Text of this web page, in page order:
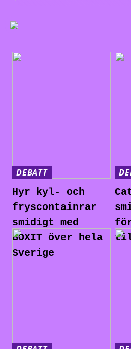
DEBATT
Hyr kyl- och
fryscontainrar
smidigt med
BOXIT över hela
Sverige